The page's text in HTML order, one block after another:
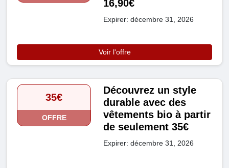
16,90€
Expirer: décembre 31, 2026
Voir l'offre
35€
OFFRE
Découvrez un style
durable avec des
vêtements bio à partir
de seulement 35€
Expirer: décembre 31, 2026